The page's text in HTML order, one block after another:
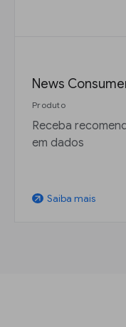
News
Produto
Receba
em dados
arrow_outward Saiba mais